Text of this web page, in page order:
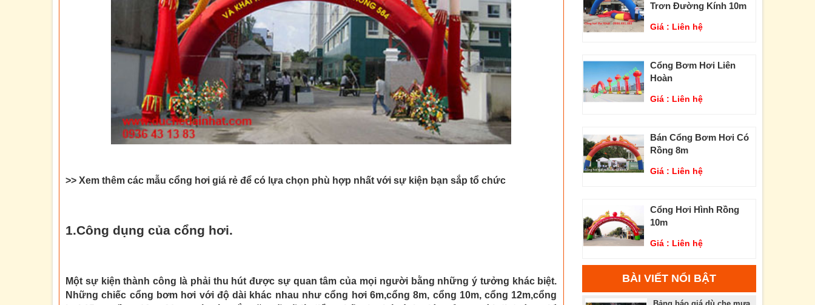
>> Xem thêm các mẫu cổng hơi giá rẻ để có lựa chọn phù hợp nhất với sự kiện bạn sắp tổ chức
1.Công dụng của cổng hơi.
Một sự kiện thành công là phải thu hút được sự quan tâm của mọi người bằng những ý tưởng khác biệt.
Những chiếc cổng bơm hơi với độ dài khác nhau như cổng hơi 6m,cổng 8m, cổng 10m, cổng 12m,cổng
Trơn Đường Kính 10m
Giá : Liên hệ
Cổng Bơm Hơi Liên
Hoàn
Giá : Liên hệ
Bán Cổng Bơm Hơi Có
Rồng 8m
Giá : Liên hệ
Cổng Hơi Hình Rồng
10m
Giá : Liên hệ
BÀI VIẾT NỔI BẬT